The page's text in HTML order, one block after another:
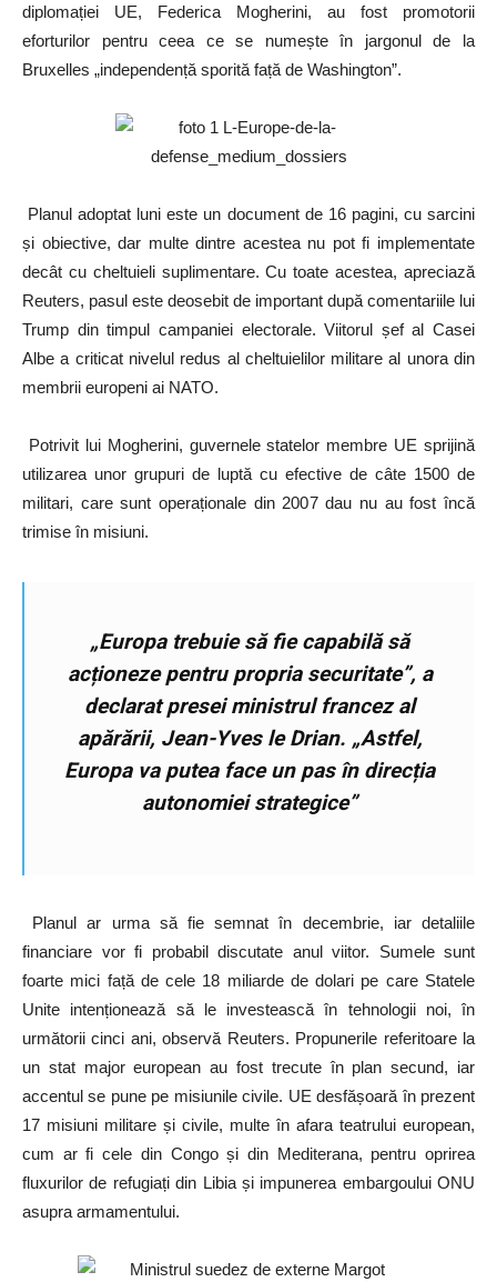
diplomației UE, Federica Mogherini, au fost promotorii
eforturilor pentru ceea ce se numește în jargonul de la
Bruxelles „independență sporită față de Washington”.
Planul adoptat luni este un document de 16 pagini, cu sarcini
și obiective, dar multe dintre acestea nu pot fi implementate
decât cu cheltuieli suplimentare. Cu toate acestea, apreciază
Reuters, pasul este deosebit de important după comentariile lui
Trump din timpul campaniei electorale. Viitorul șef al Casei
Albe a criticat nivelul redus al cheltuielilor militare al unora din
membrii europeni ai NATO.
Potrivit lui Mogherini, guvernele statelor membre UE sprijină
utilizarea unor grupuri de luptă cu efective de câte 1500 de
militari, care sunt operaționale din 2007 dau nu au fost încă
trimise în misiuni.
„Europa trebuie să fie capabilă să
acționeze pentru propria securitate”, a
declarat presei ministrul francez al
apărării, Jean-Yves le Drian. „Astfel,
Europa va putea face un pas în direcția
autonomiei strategice”
Planul ar urma să fie semnat în decembrie, iar detaliile
financiare vor fi probabil discutate anul viitor. Sumele sunt
foarte mici față de cele 18 miliarde de dolari pe care Statele
Unite intenționează să le investească în tehnologii noi, în
următorii cinci ani, observă Reuters. Propunerile referitoare la
un stat major european au fost trecute în plan secund, iar
accentul se pune pe misiunile civile. UE desfășoară în prezent
17 misiuni militare și civile, multe în afara teatrului european,
cum ar fi cele din Congo și din Mediterana, pentru oprirea
fluxurilor de refugiați din Libia și impunerea embargoului ONU
asupra armamentului.